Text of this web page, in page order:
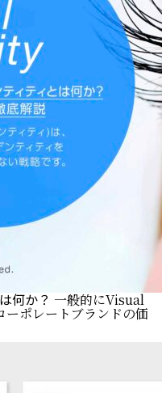
何か？ 一般的にVisual
ポレートブランドの価